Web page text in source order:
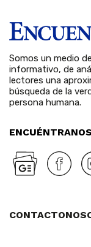
Somos un medio
informativo, de
lectores una
búsqueda de la
persona humana.
CONTACTO